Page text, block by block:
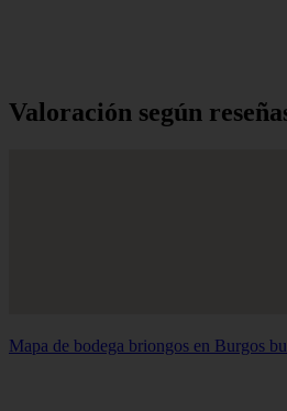
Valoración según
Mapa de bodega briongos en Burgos